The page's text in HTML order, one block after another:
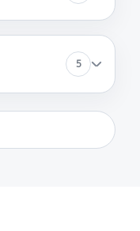
5